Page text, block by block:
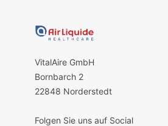
VitalAire GmbH
Bornbarch 2
22848 Norderstedt
Folgen Sie uns auf Social